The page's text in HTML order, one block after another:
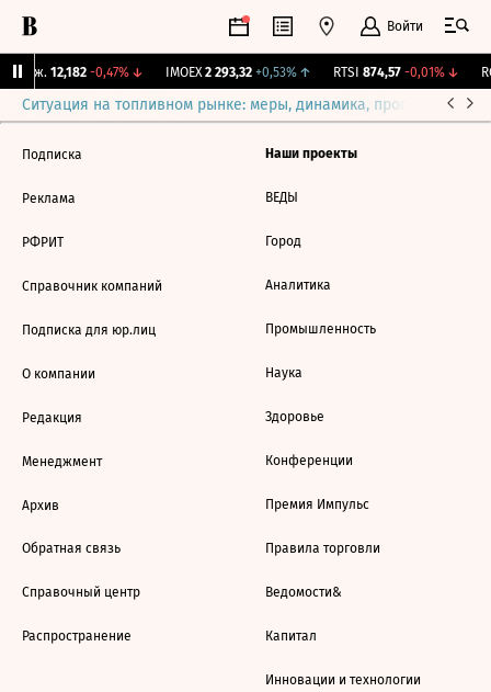
Войти
Бирж. 12,182 -0,47%↓ IMOEX 2 293,32 +0,53%↑ RTSI 874,57 -0,01%↓
Ситуация на топливном рынке: меры, динамика, прогнозы
Подписка
Реклама
РФРИТ
Справочник компаний
Подписка для юр.лиц
О компании
Редакция
Менеджмент
Архив
Обратная связь
Справочный центр
Распространение
Наши проекты
ВЕДЫ
Город
Аналитика
Промышленность
Наука
Здоровье
Конференции
Премия Импульс
Правила торговли
Ведомости&
Капитал
Инновации и технологии